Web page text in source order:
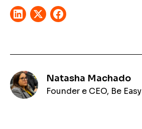
Natasha Machado
Founder e CEO, Be Easy